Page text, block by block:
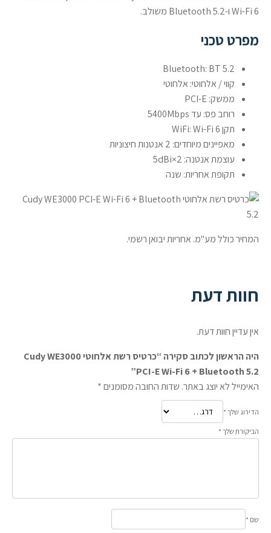
Wi-Fi 6 ו-Bluetooth 5.2 משולב.
מפרט טכני
Bluetooth: BT 5.2
קווי / אלחוטי: אלחוטי
ממשק: PCI-E
רוחב פס: עד 5400Mbps
תקן WiFi: Wi-Fi 6
מאפיינים מיוחדים: 2 אנטנות חיצוניות
עוצמת אנטנה: 2×5dBi
תקופת אחריות: שנה
המחיר כולל מע"מ. אחריות יבואן רשמי.
חוות דעת
אין עדיין חוות דעת.
היה הראשון לכתוב סקירה “כרטיס רשת אלחוטי Cudy WE3000
PCI-E Wi-Fi 6 + Bluetooth 5.2”
האימייל לא יוצג באתר. שדות החובה מסומנים*
הדירוג שלך *
הביקורת שלך *
שם *